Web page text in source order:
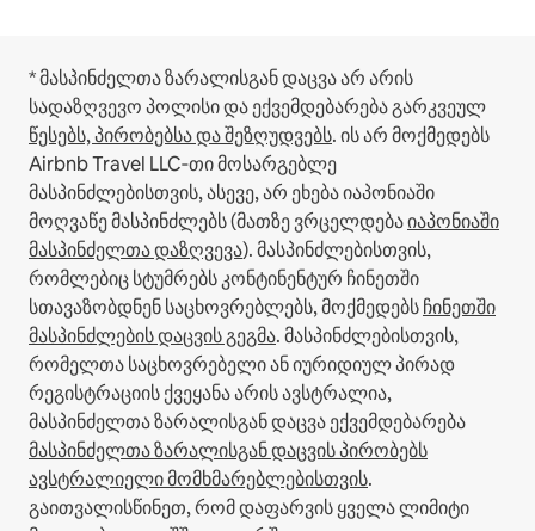
* მასპინძელთა ზარალისგან დაცვა არ არის
სადაზღვევო პოლისი და ექვემდებარება გარკვეულ
წესებს, პირობებსა და შეზღუდვებს.ის არ მოქმედებს
Airbnb Travel LLC‑თი მოსარგებლე
მასპინძლებისთვის, ასევე, არ ეხება იაპონიაში
მოღვაწე მასპინძლებს (მათზე ვრცელდებაიაპონიაში
მასპინძელთა დაზღვევა).მასპინძლებისთვის,
რომლებიც სტუმრებს კონტინენტურ ჩინეთში
სთავაზობდნენ საცხოვრებლებს, მოქმედებსჩინეთში
მასპინძლების დაცვის გეგმა.მასპინძლებისთვის,
რომელთა საცხოვრებელი ან იურიდიულ პირად
რეგისტრაციის ქვეყანა არის ავსტრალია,
მასპინძელთა ზარალისგან დაცვა ექვემდებარება
მასპინძელთა ზარალისგან დაცვის პირობებს
ავსტრალიელი მომხმარებლებისთვის.
გაითვალისწინეთ, რომ დაფარვის ყველა ლიმიტი